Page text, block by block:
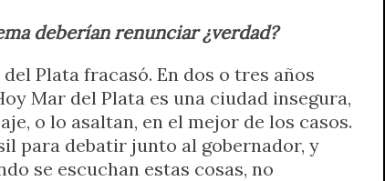
deberían renunciar ¿verdad?
Plata fracasó. En dos o tres años
Mar del Plata es una ciudad insegura,
o lo asaltan, en el mejor de los casos.
para debatir junto al gobernador, y
se escuchan estas cosas, no